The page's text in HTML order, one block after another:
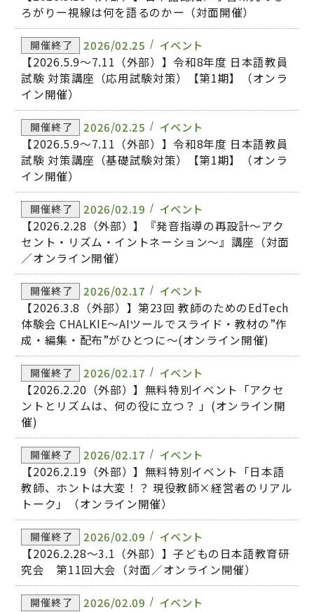
ろがりー視線は何を語るのかー（対面開催）
開催終了 2026/02.25 イベント
【2026.5.9～7.11（外部）】令和8年度 日本語教員
試験 対策講座（応用試験対策）【第1期】（オンラ
イン開催）
開催終了 2026/02.25 イベント
【2026.5.9～7.11（外部）】令和8年度 日本語教員
試験 対策講座（基礎試験対策）【第1期】（オンラ
イン開催）
開催終了 2026/02.19 イベント
【2026.2.28（外部）】『発音指導の再設計～アク
セント・リズム・イントネーション～』講座（対面
／オンライン開催）
開催終了 2026/02.17 イベント
【2026.3.8（外部）】第23回 教師のためのEdTech
体験会 CHALKIE〜AIツールでスライド・教材の”作
成・編集・配布”がひとつに〜(オンライン開催)
開催終了 2026/02.17 イベント
【2026.2.20（外部）】無料特別イベント「アクセ
ントとリズムは、何の役に立つ？ 」(オンライン開
催)
開催終了 2026/02.17 イベント
【2026.2.19（外部）】無料特別イベント「日本語
教師、ホントは大変！？ 現役教師×経営者のリアル
トーク」（オンライン開催）
開催終了 2026/02.09 イベント
【2026.2.28～3.1（外部）】子どもの日本語教育研
究会 第11回大会（対面／オンライン開催）
開催終了 2026/02.09 イベント